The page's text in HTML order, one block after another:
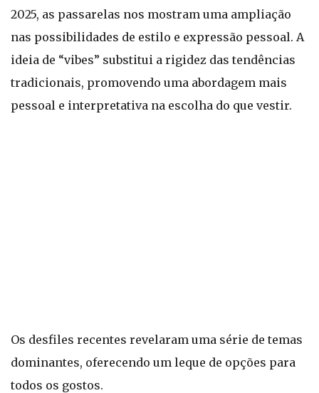
2025, as passarelas nos mostram uma ampliação
nas possibilidades de estilo e expressão pessoal. A
ideia de “vibes” substitui a rigidez das tendências
tradicionais, promovendo uma abordagem mais
pessoal e interpretativa na escolha do que vestir.
Os desfiles recentes revelaram uma série de temas
dominantes, oferecendo um leque de opções para
todos os gostos.